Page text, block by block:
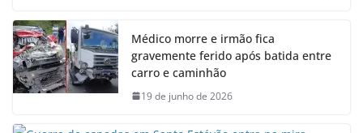
Médico morre e irmão fica
gravemente ferido após batida entre
carro e caminhão
19 de junho de 2026